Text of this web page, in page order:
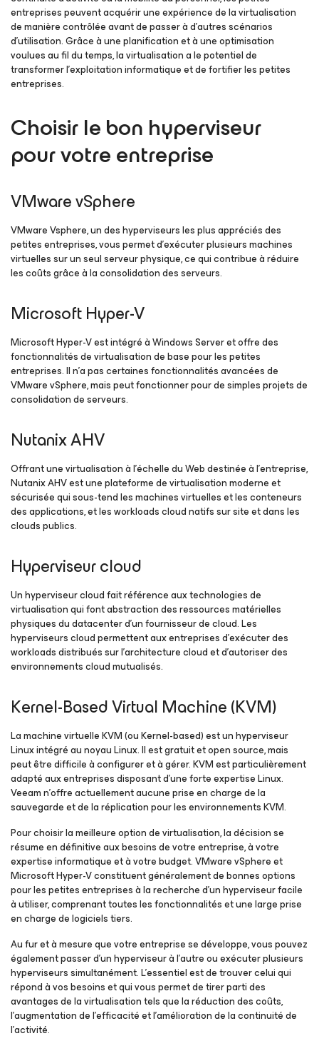
entreprises peuvent acquérir une expérience de la virtualisation
de manière contrôlée avant de passer à d’autres scénarios
d’utilisation. Grâce à une planification et à une optimisation
voulues au fil du temps, la virtualisation a le potentiel de
transformer l’exploitation informatique et de fortifier les petites
entreprises.
Choisir le bon hyperviseur
pour votre entreprise
VMware vSphere
VMware Vsphere, un des hyperviseurs les plus appréciés des
petites entreprises, vous permet d’exécuter plusieurs machines
virtuelles sur un seul serveur physique, ce qui contribue à réduire
les coûts grâce à la consolidation des serveurs.
Microsoft Hyper-V
Microsoft Hyper-V est intégré à Windows Server et offre des
fonctionnalités de virtualisation de base pour les petites
entreprises. Il n’a pas certaines fonctionnalités avancées de
VMware vSphere, mais peut fonctionner pour de simples projets de
consolidation de serveurs.
Nutanix AHV
Offrant une virtualisation à l’échelle du Web destinée à l’entreprise,
Nutanix AHV est une plateforme de virtualisation moderne et
sécurisée qui sous-tend les machines virtuelles et les conteneurs
des applications, et les workloads cloud natifs sur site et dans les
clouds publics.
Hyperviseur cloud
Un hyperviseur cloud fait référence aux technologies de
virtualisation qui font abstraction des ressources matérielles
physiques du datacenter d’un fournisseur de cloud. Les
hyperviseurs cloud permettent aux entreprises d’exécuter des
workloads distribués sur l’architecture cloud et d’autoriser des
environnements cloud mutualisés.
Kernel-Based Virtual Machine (KVM)
La machine virtuelle KVM (ou Kernel-based) est un hyperviseur
Linux intégré au noyau Linux. Il est gratuit et open source, mais
peut être difficile à configurer et à gérer. KVM est particulièrement
adapté aux entreprises disposant d’une forte expertise Linux.
Veeam n’offre actuellement aucune prise en charge de la
sauvegarde et de la réplication pour les environnements KVM.
Pour choisir la meilleure option de virtualisation, la décision se
résume en définitive aux besoins de votre entreprise, à votre
expertise informatique et à votre budget. VMware vSphere et
Microsoft Hyper-V constituent généralement de bonnes options
pour les petites entreprises à la recherche d’un hyperviseur facile
à utiliser, comprenant toutes les fonctionnalités et une large prise
en charge de logiciels tiers.
Au fur et à mesure que votre entreprise se développe, vous pouvez
également passer d’un hyperviseur à l’autre ou exécuter plusieurs
hyperviseurs simultanément. L’essentiel est de trouver celui qui
répond à vos besoins et qui vous permet de tirer parti des
avantages de la virtualisation tels que la réduction des coûts,
l’augmentation de l’efficacité et l’amélioration de la continuité de
l’activité.